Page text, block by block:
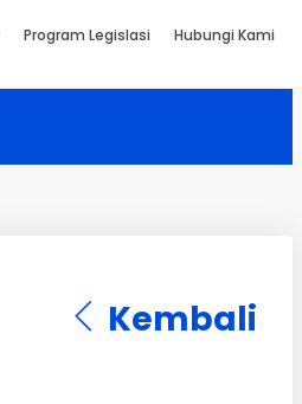
Program Legislasi Hubungi Kami
Kembali